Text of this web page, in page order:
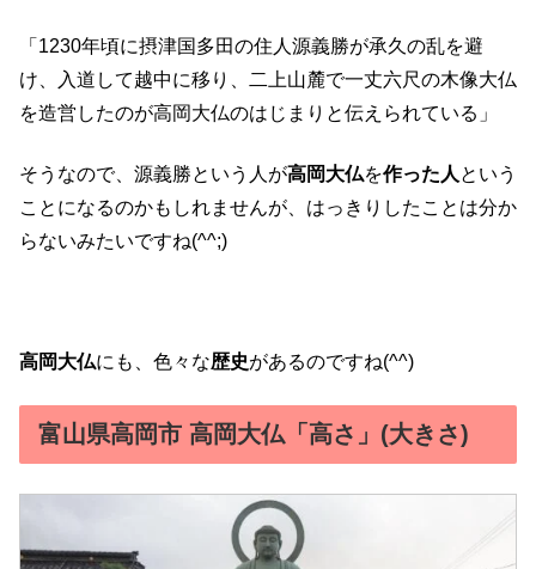
「1230年頃に摂津国多田の住人源義勝が承久の乱を避
け、入道して越中に移り、二上山麓で一丈六尺の木像大仏
を造営したのが高岡大仏のはじまりと伝えられている」
そうなので、源義勝という人が高岡大仏を作った人 という
ことになるのかもしれませんが、はっきりしたことは分か
らないみたいですね(^^;)
高岡大仏にも、色々な歴史があるのですね(^^)
富山県高岡市 高岡大仏「高さ」(大きさ)